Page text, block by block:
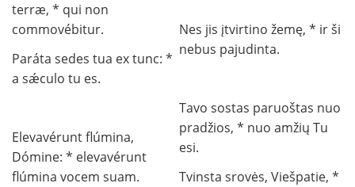
terræ, * qui non
commovébitur.
Paráta sedes tua ex tunc: *
a sǽculo tu es.
Elevavérunt flúmina,
Dómine: * elevavérunt
flúmina vocem suam.
Nes jis įtvirtino žemę, * ir ši
nebus pajudinta.
Tavo sostas paruoštas nuo
pradžios, * nuo amžių Tu
esi.
Tvinsta srovės, Viešpatie, *